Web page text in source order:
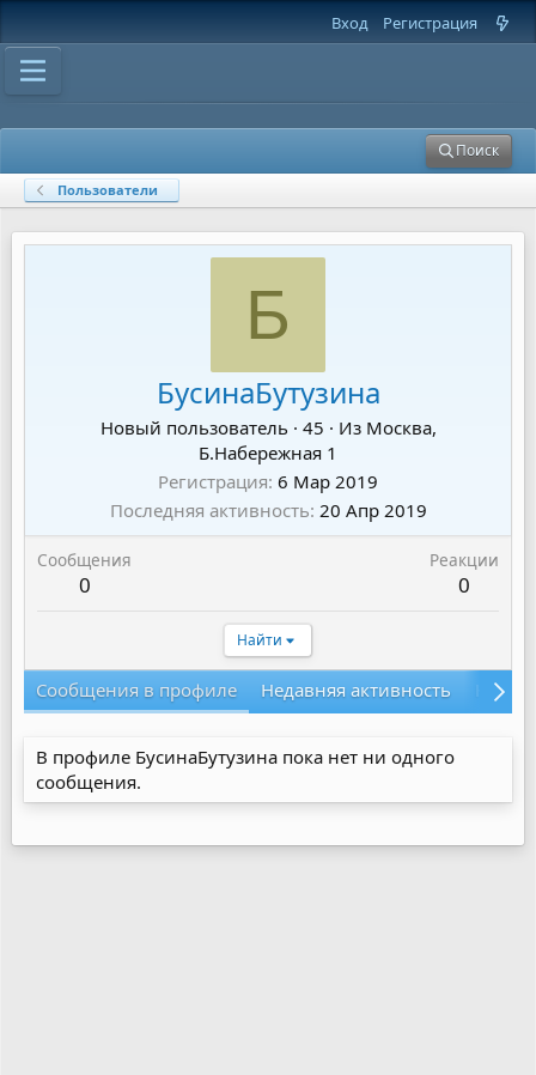
Вход Регистрация
Поиск
Пользователи
Б
БусинаБутузина
Новый пользователь · 45 · Из Москва,
Б.Набережная 1
Регистрация 6 Мар 2019
Последняя активность 20 Апр 2019
Сообщения
0
Реакции
0
Найти
Сообщения в профиле Недавняя активность
В профиле БусинаБутузина пока нет ни одного
сообщения.